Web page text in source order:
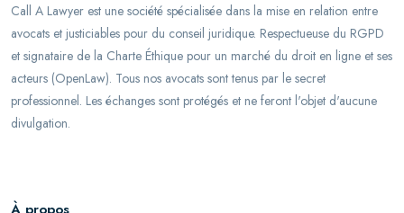
Call A Lawyer est une société spécialisée dans la mise en relation entre
avocats et justiciables pour du conseil juridique. Respectueuse du RGPD
et signataire de la Charte Éthique pour un marché du droit en ligne et ses
acteurs (OpenLaw). Tous nos avocats sont tenus par le secret
professionnel. Les échanges sont protégés et ne feront l'objet d'aucune
divulgation.